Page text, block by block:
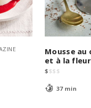
Mousse
et à la
$ $$ $
37 min